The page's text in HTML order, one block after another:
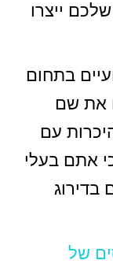
ייצרו
בתחום
את שם
עם
אתם בעלי
של